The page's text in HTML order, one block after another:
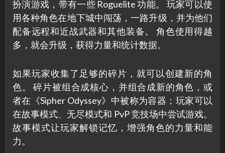
扮演游戏，带有一些 Roguelite 功能。 玩家可以使
用各种角色在地下城中闯荡，一路升级，并为他们
配备远程和近战武器和其他装备。 角色使用得越
多，就会升级，获得力量和统计数据。
如果玩家收集了足够的碎片，就可以创建新的角
色。 碎片被组合成核心，并组合成新的角色，或
者在《Sipher Odyssey》中被称为容器；玩家可以
在故事模式、无尽模式和 PvP 竞技场中尝试游戏。
故事模式让玩家解锁记忆，增强角色的力量和能
力。